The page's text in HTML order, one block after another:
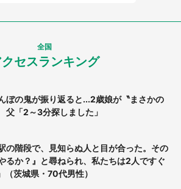
全国
クセスランキング
ぼの鬼が振り返ると...2歳娘が〝まさかの
「2～3分探しました」
の階段で、見知らぬ人と目が合った。その
るか？』と尋ねられ、私たちは2人ですぐ
（茨城県・70代男性）